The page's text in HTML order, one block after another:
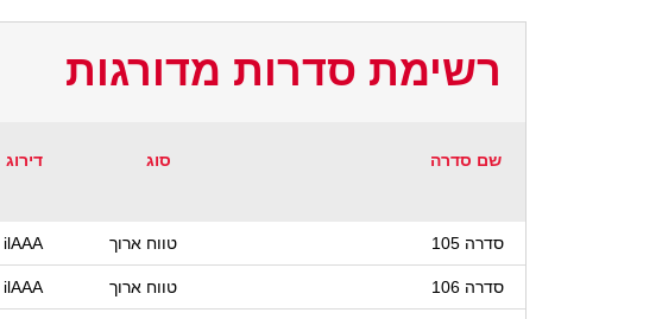
רשימת סדרות מדורגות
שם סדרה סוג דירוג
סדרה 105 טווח ארוך ilAAA
סדרה 106 טווח ארוך ilAAA